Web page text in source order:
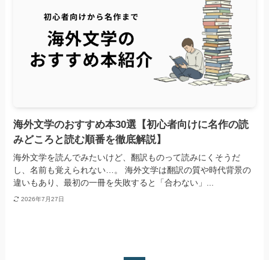
海外文学のおすすめ本30選【初心者向けに名作の読
みどころと読む順番を徹底解説】
海外文学を読んでみたいけど、翻訳ものって読みにくそうだ
し、名前も覚えられない…。 海外文学は翻訳の質や時代背景の
違いもあり、最初の一冊を失敗すると「合わない」...
2026年7月27日